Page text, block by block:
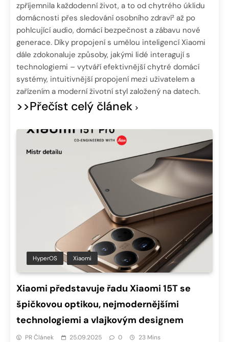
zpříjemnila každodenní život, a to od chytrého úklidu
domácnosti přes sledování osobního zdraví² až po
pohlcující audio, domácí bezpečnost a zábavu nové
generace. Díky propojení s umělou inteligencí Xiaomi
dále zdokonaluje způsoby, jakými lidé interagují s
technologiemi – vytváří efektivnější chytré domácí
systémy, intuitivnější propojení mezi uživatelem a
zařízením a moderní životní styl založený na datech.
>>Přečíst celý článek
HyperOS Xiaomi
Xiaomi představuje řadu Xiaomi 15T se
špičkovou optikou, nejmodernějšími
technologiemi a vlajkovým designem
PR Článek 25.09.2025 0 23 Mins